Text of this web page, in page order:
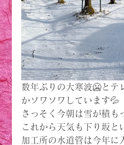
数年ぶりの大寒波🥶とテ
かソワソワしています💦
さっそく今朝は雪が積も
これから天気も下り坂と
加工所の水道管は今年に